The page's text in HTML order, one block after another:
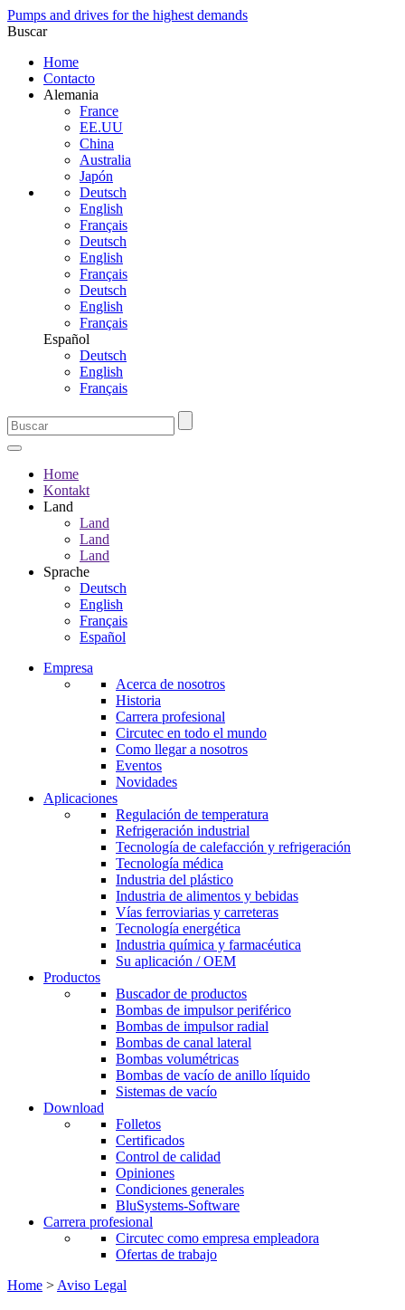
Pumps and drives for the highest demands
Buscar
Home
Contacto
Alemania
France
EE.UU
China
Australia
Japón
Deutsch
English
Français
Deutsch
English
Français
Deutsch
English
Français
Español
Deutsch
English
Français
Home
Kontakt
Land
Land
Land
Land
Sprache
Deutsch
English
Français
Español
Empresa
Acerca de nosotros
Historia
Carrera profesional
Circutec en todo el mundo
Como llegar a nosotros
Eventos
Novidades
Aplicaciones
Regulación de temperatura
Refrigeración industrial
Tecnología de calefacción y refrigeración
Tecnología médica
Industria del plástico
Industria de alimentos y bebidas
Vías ferroviarias y carreteras
Tecnología energética
Industria química y farmacéutica
Su aplicación / OEM
Productos
Buscador de productos
Bombas de impulsor periférico
Bombas de impulsor radial
Bombas de canal lateral
Bombas volumétricas
Bombas de vacío de anillo líquido
Sistemas de vacío
Download
Folletos
Certificados
Control de calidad
Opiniones
Condiciones generales
BluSystems-Software
Carrera profesional
Circutec como empresa empleadora
Ofertas de trabajo
Home > Aviso Legal